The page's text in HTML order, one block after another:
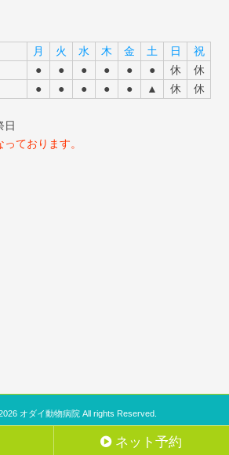
月 火 水 木 金 土 日
祝
● ● ● ● ● ● 休
休
● ● ● ● ● ▲ 休
休
日
ております。
ネット予約
オダイ動物病院 All rights Reserved.